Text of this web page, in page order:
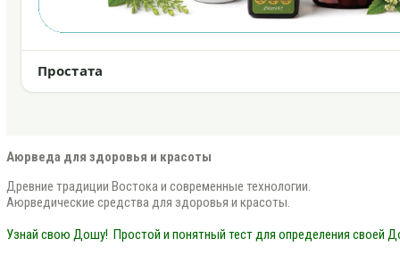
Простата
Аюрведа для здоровья и красоты
Древние традиции Востока и современные технологии.
Аюрведические средства для здоровья и красоты.
Узнай свою Дошу! Простой и понятный тест для определения своей